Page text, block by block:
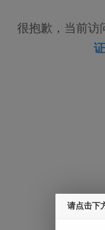
很抱歉，当前访
请点击下